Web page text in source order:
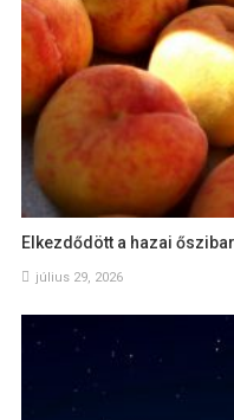
Elkezdődött a hazai
július 29, 2026